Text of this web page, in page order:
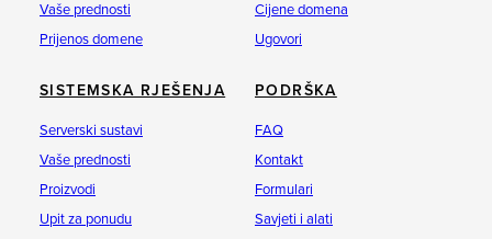
Vaše prednosti
Prijenos domene
Cijene domena
Ugovori
SISTEMSKA RJEŠENJA
Serverski sustavi
Vaše prednosti
Proizvodi
Upit za ponudu
PODRŠKA
FAQ
Kontakt
Formulari
Savjeti i alati